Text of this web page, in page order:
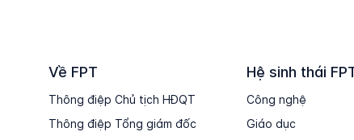
Về FPT
Thông điệp Chủ tịch HĐQT
Thông điệp Tổng giám đốc
Hệ sinh thái
Công nghệ
Giáo dục